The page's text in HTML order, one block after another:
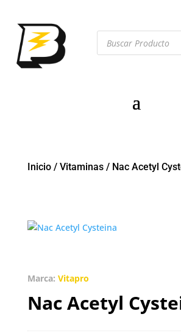
Búsqueda
productos
Inicio/ Vitaminas/ Nac Acetyl
Marca: Vitapro
Nac Acetyl